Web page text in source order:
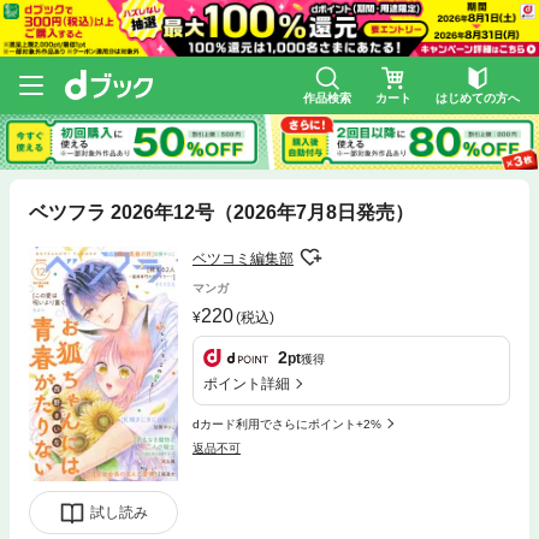
作品検索 カート はじめての方へ
ベツフラ 2026年12号（2026年7月8日発売）
試し読み
ベツコミ編集部
マンガ
220(税込)
2pt獲得
ポイント詳細
dカード利用でさらにポイント+2%
返品不可